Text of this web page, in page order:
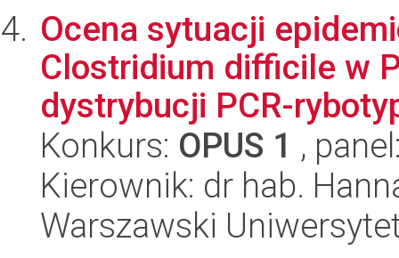
Ocena sytuacji
Clostridium difficile w
dystrybucji PCR-
Konkurs: OPUS 1 ,
Kierownik: dr hab.
Warszawski